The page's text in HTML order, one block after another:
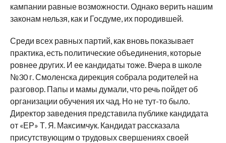
кампании равные возможности. Однако верить нашим
законам нельзя, как и Госдуме, их породившей.
Среди всех равных партий, как вновь показывает
практика, есть политические объединения, которые
ровнеедругих. И ее кандидаты тоже. Вчера в школе
№30 г. Смоленска дирекция собрала родителей на
разговор. Папы и мамы думали, что речь пойдет об
организации обучения их чад. Но не тут-то было.
Директор заведения представила публике кандидата
от «ЕР» Т. Я. Максимчук. Кандидат рассказала
присутствующим о трудовых свершениях своей